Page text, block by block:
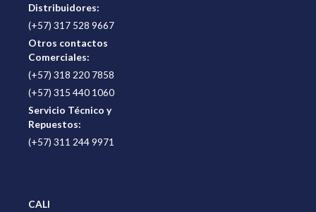
Distribuidores:
(+57) 317 528 9667
Otros contactos
Comerciales:
(+57) 318 220 7858
(+57) 315 440 1060
Servicio Técnico y
Repuestos:
(+57) 311 244 9971
CALI